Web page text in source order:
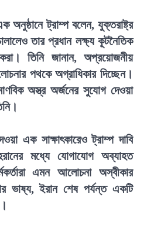
অনুষ্ঠানে ট্রাম্প বলেন, যুক্তরাষ্ট্র
তার প্রধান লক্ষ্য কূটনৈতিক
তিনি জানান, অপ্রয়োজনীয়
পথকে অগ্রাধিকার দিচ্ছেন।
অস্ত্র অর্জনের সুযোগ দেওয়া
এক সাক্ষাৎকারেও ট্রাম্প দাবি
মধ্যে যোগাযোগ অব্যাহত
এমন আলোচনা অস্বীকার
ভাষ্য, ইরান শেষ পর্যন্ত একটি